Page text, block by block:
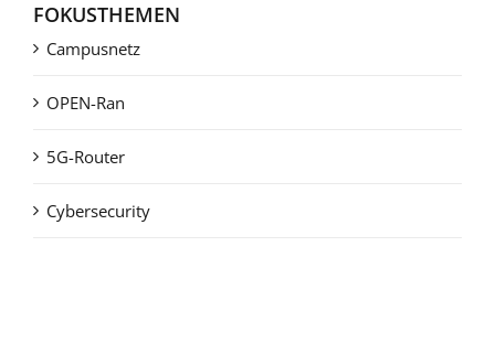
FOKUSTHEMEN
Campusnetz
OPEN-Ran
5G-Router
Cybersecurity